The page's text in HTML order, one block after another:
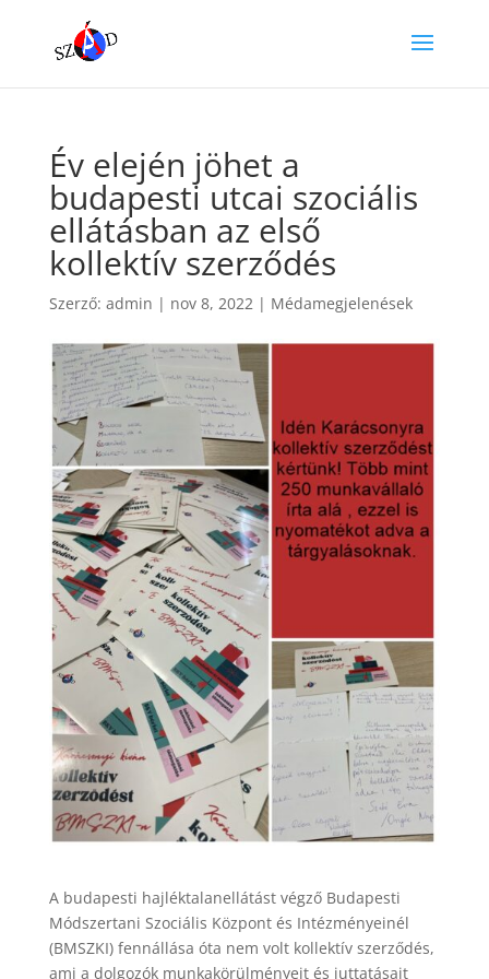
Év elején jöhet a
budapesti utcai szociális
ellátásban az első
kollektív szerződés
Szerző: admin | nov 8, 2022| Médamegjelenések
A budapesti hajléktalanellátást végző Budapesti
Módszertani Szociális Központ és Intézményeinél
(BMSZKI) fennállása óta nem volt kollektív szerződés,
ami a dolgozók munkakörülményeit és juttatásait